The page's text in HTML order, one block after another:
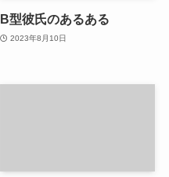
B型彼氏のあるある
2023年8月10日